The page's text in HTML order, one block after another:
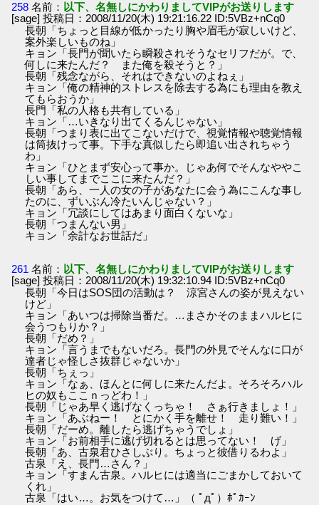
258 名前： 以下、名無しにかわりましてVIPがお送りします
[sage] 投稿日：2008/11/20(木) 19:21:16.22 ID:5VBz+nCq0
長朝「ちょっと目線が低かったり胸や眉毛が寂しいけど、
案外楽しいものね」
キョン「長門が聞いたら瞬殺されそうなセリフだが。で、
何しに来たんだ？ また俺を殺そうと？」
長朝「残念ながら、それはできないのよねぇ」
キョン「俺の精神的ストレスを除去する為にも理由を教え
てもらおうか」
長門「私の人格も共有している」
キョン「…いきなり出てくるんじゃない」
長朝「つまり表に出てこないだけで、視覚情報や聴覚情報
は筒抜けって事。下手な真似したら即追い出されちゃう
わ」
キョン「ひとまず安心って事か。じゃあ何でそんなややこ
しい事してまでここに来たんだ？」
長朝「あら、一人の女の子があなたに会う為にこんな事し
たのに、ずいぶん冷たいんじゃない？」
キョン「冗談にしてはあまり面白くないな」
長朝「つまんない男」
キョン「余計なお世話だ」
261 名前： 以下、名無しにかわりましてVIPがお送りします
[sage] 投稿日：2008/11/20(木) 19:32:10.94 ID:5VBz+nCq0
長朝「今日はSOS団の活動は？ 涼宮さんの姿が見えない
けど」
キョン「あいつは掃除当番だ。…まさかそのままハルヒに
会うつもりか？」
長朝「だめ？」
キョン「言うまでもないだろ。長門の外見でそんなに口が
達者じゃ怪しさ抜群じゃないか」
長朝「ちぇっ」
キョン「なぁ、ほんとに何しに来たんだよ。そろそろハル
ヒの奴もここｎっどわ！」
長朝「じゃあ早く逃げなくっちゃ！ さぁ行きましょ！」
キョン「あぶねー！ とにかく手を離せ！ 走り難い！」
長朝「だーめ。離したら逃げちゃうでしょ」
キョン「お前相手に逃げ切れるとは思ってない！ げ」
長朝「あ、古泉君ひさしぶり。ちょっと彼借りるわよ」
古泉「え、長門…さん？」
キョン「すまん古泉。ハルヒには適当にごまかしておいて
くれ」
古泉「はい…。お気をつけて…」（ ﾟдﾟ）ﾎﾟｶｰﾝ